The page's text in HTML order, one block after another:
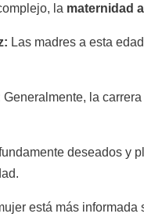
la maternidad
Las madres a esta
Generalmente, la
deseados y
está más